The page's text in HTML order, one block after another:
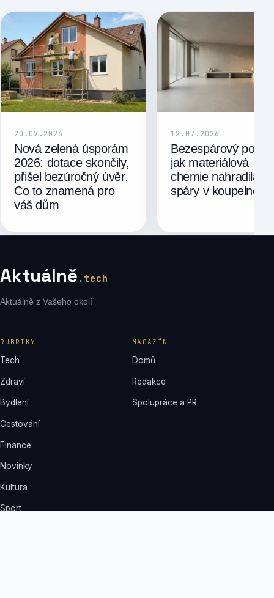
20.07.2026
Nová zelená úsporám
2026: dotace skončily,
přišel bezúročný úvěr.
Co to znamená pro
váš dům
12.07.2026
Bezespárový
jak materiálová
chemie nahradila
spáry v koupelně
Aktuálně.tech
Aktuálně z Vašeho okolí
RUBRIKY
Tech
Zdraví
Bydlení
Cestování
Finance
Novinky
Kultura
Sport
MAGAZÍN
Domů
Redakce
Spolupráce a PR